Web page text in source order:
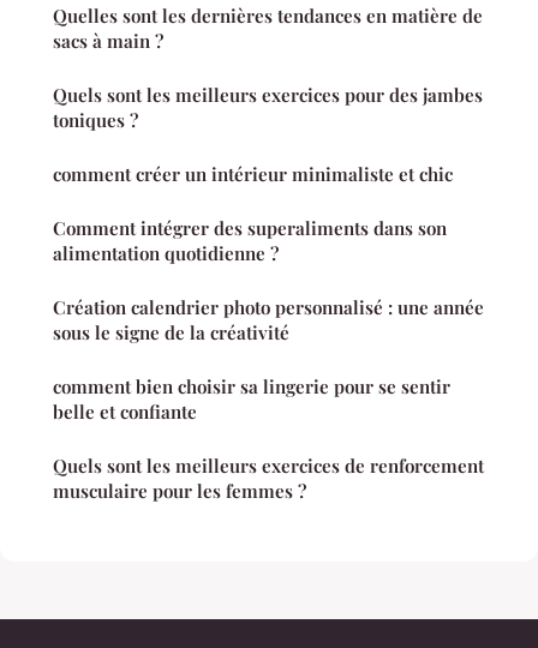
Quelles sont les dernières tendances en matière de
sacs à main ?
Quels sont les meilleurs exercices pour des jambes
toniques ?
comment créer un intérieur minimaliste et chic
Comment intégrer des superaliments dans son
alimentation quotidienne ?
Création calendrier photo personnalisé : une année
sous le signe de la créativité
comment bien choisir sa lingerie pour se sentir
belle et confiante
Quels sont les meilleurs exercices de renforcement
musculaire pour les femmes ?